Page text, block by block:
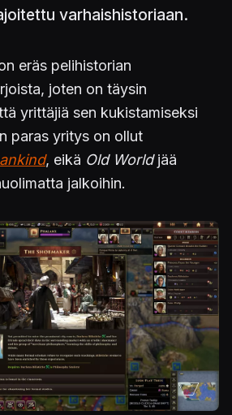
varhaishistoriaan.
eräs pelihistorian
joten on täysin
yrittäjiä sen kukistamiseksi
paras yritys on ollut
, eikä Old Worldjää
jalkoihin.